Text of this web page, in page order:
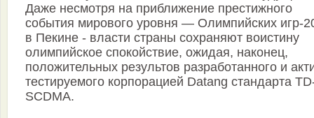
Даже несмотря на приближение престижного
события мирового уровня — Олимпийских игр-
в Пекине - власти страны сохраняют воистину
олимпийское спокойствие, ожидая, наконец,
положительных результов разработанного и
тестируемого корпорацией Datang стандарта
SCDMA.